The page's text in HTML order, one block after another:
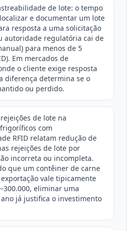
de lote: o tempo
e documentar um lote
resposta a uma solicitação
autoridade regulatória cai de
para menos de 5
Em mercados de
o cliente exige resposta
diferença determina se o
ou perdido.
de lote na
com
RFID relatam redução de
rejeições de lote por
incorreta ou incompleta.
que um contêiner de carne
vale tipicamente
eliminar uma
já justifica o investimento